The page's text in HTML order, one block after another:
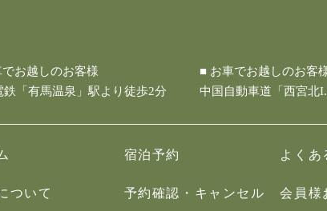
お越しのお客様
鉄「有馬温泉」駅より徒歩2分
■ お車でお越しのお客
中国自動車道「西宮北
宿泊予約 よくあ
ついて 予約確認・キャンセル 会員様